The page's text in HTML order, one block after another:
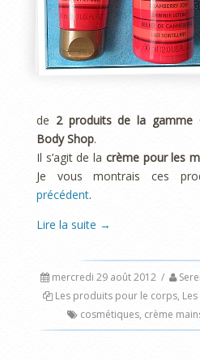
de 2 produits de la gamme
Body Shop.
Il s’agit de la crème pour les
Je vous montrais ces
précédent.
Lire la suite →
mercredi 29 août 2012 /
Les produits pour le corps,
cosmétiques, crème